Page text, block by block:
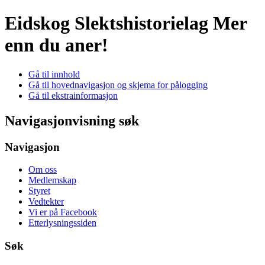
Eidskog Slektshistorielag Mer
enn du aner!
Gå til innhold
Gå til hovednavigasjon og skjema for pålogging
Gå til ekstrainformasjon
Navigasjonvisning søk
Navigasjon
Om oss
Medlemskap
Styret
Vedtekter
Vi er på Facebook
Etterlysningssiden
Søk